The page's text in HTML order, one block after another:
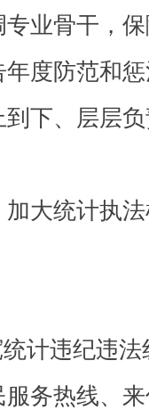
专业骨干，
年度防范和
到下、层层
统计执法
违纪违法
务热线、